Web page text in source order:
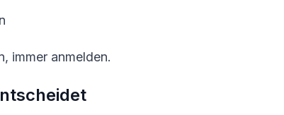
immer anmelden.